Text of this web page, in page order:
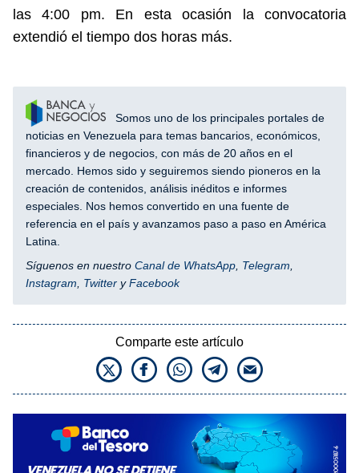
las 4:00 pm. En esta ocasión la convocatoria
extendió el tiempo dos horas más.
Somos uno de los principales portales de
noticias en Venezuela para temas bancarios, económicos,
financieros y de negocios, con más de 20 años en el
mercado. Hemos sido y seguiremos siendo pioneros en la
creación de contenidos, análisis inéditos e informes
especiales. Nos hemos convertido en una fuente de
referencia en el país y avanzamos paso a paso en América
Latina.
Síguenos en nuestro Canal de WhatsApp Telegram
Instagram
Twitter yFacebook
Comparte este artículo